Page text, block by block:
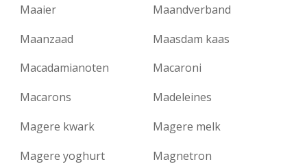
Maaier
Maandverband
Maanzaad
Maasdam kaas
Macadamianoten
Macaroni
Macarons
Madeleines
Magere kwark
Magere melk
Magere yoghurt
Magnetron